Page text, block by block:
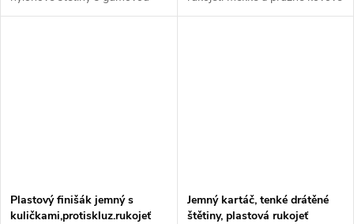
rukojetí vhodný na...
štětinky zakončené...
Plastový finišák jemný s
kuličkami,protiskluz.rukojeť
Jemný kartáč, tenké drátěné
štětiny, plastová rukojeť